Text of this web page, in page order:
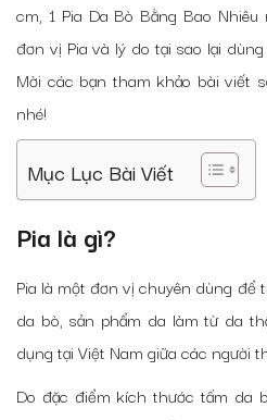
cm, 1 Pia Da Bò Bằng Bao
đơn vị Pia và lý do tại sao lại
Mời các bạn tham khảo bài viết
nhé!
Mục Lục Bài Viết
Pia là gì?
Pia là một đơn vị chuyên dùng
da bò, sản phẩm da làm từ da
dụng tại Việt Nam giữa các người
Do đặc điểm kích thước tấm da